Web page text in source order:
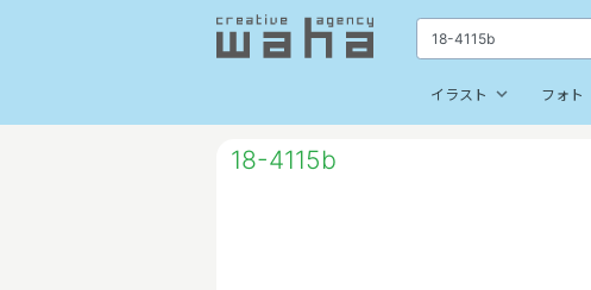
イラスト keyboard_arrow_down フォト
18-4115b